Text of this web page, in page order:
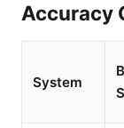
Accuracy
System